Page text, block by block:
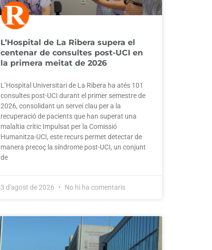
L’Hospital de La Ribera supera el
centenar de consultes post-UCI en
la primera meitat de 2026
L’Hospital Universitari de La Ribera ha atés 101
consultes post-UCI durant el primer semestre de
2026, consolidant un servei clau per a la
recuperació de pacients que han superat una
malaltia crític Impulsat per la Comissió
Humanitza-UCI, este recurs permet detectar de
manera precoç la síndrome post-UCI, un conjunt
de
3 d'agost de 2026 No hi ha comentaris